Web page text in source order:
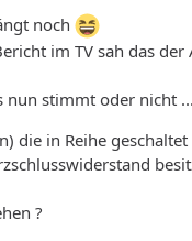
noch
im TV sah das
stimmt oder nicht
die in Reihe geschaltet
?